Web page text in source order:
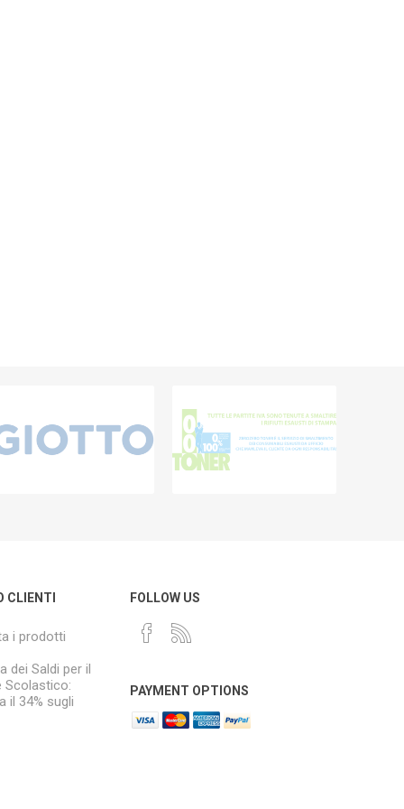
CLIENTI
i prodotti
dei Saldi per il
Scolastico:
il 34% sugli
FOLLOW US
PAYMENT OPTIONS